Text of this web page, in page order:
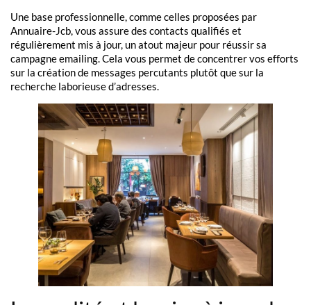
Une base professionnelle, comme celles proposées par
Annuaire-Jcb, vous assure des contacts qualifiés et
régulièrement mis à jour, un atout majeur pour réussir sa
campagne emailing. Cela vous permet de concentrer vos efforts
sur la création de messages percutants plutôt que sur la
recherche laborieuse d’adresses.